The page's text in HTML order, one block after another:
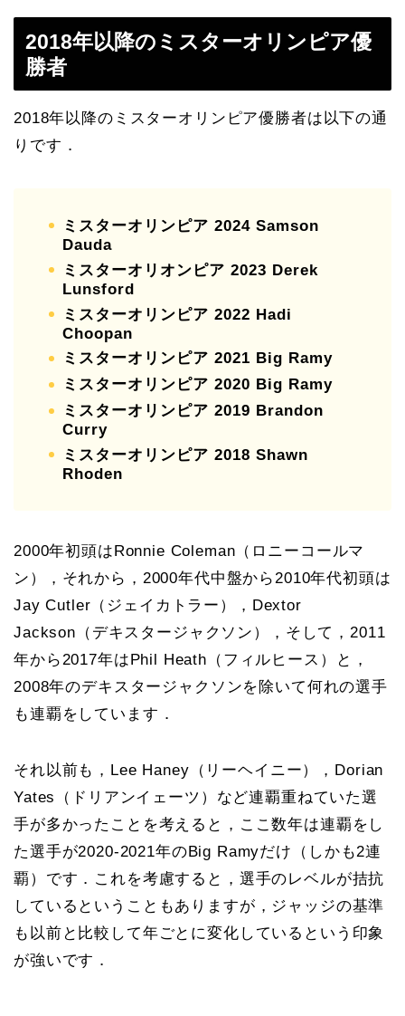
2018年以降のミスターオリンピア優
勝者
2018年以降のミスターオリンピア優勝者は以下の通
りです．
ミスターオリンピア 2024 Samson
Dauda
ミスターオリオンピア 2023 Derek
Lunsford
ミスターオリンピア 2022 Hadi
Choopan
ミスターオリンピア 2021 Big Ramy
ミスターオリンピア 2020 Big Ramy
ミスターオリンピア 2019 Brandon
Curry
ミスターオリンピア 2018 Shawn
Rhoden
2000年初頭はRonnie Coleman（ロニーコールマ
ン），それから，2000年代中盤から2010年代初頭は
Jay Cutler（ジェイカトラー），Dextor
Jackson（デキスタージャクソン），そして，2011
年から2017年はPhil Heath（フィルヒース）と，
2008年のデキスタージャクソンを除いて何れの選手
も連覇をしています．
それ以前も，Lee Haney（リーヘイニー），Dorian
Yates（ドリアンイェーツ）など連覇重ねていた選
手が多かったことを考えると，ここ数年は連覇をし
た選手が2020-2021年のBig Ramyだけ（しかも2連
覇）です．これを考慮すると，選手のレベルが拮抗
しているということもありますが，ジャッジの基準
も以前と比較して年ごとに変化しているという印象
が強いです．